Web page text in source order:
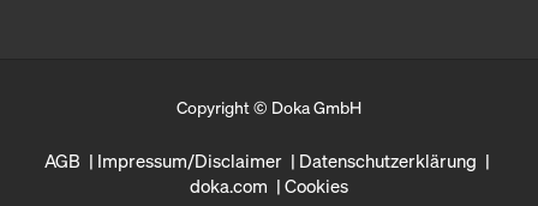
Copyright © Doka GmbH
AGB Impressum/Disclaimer
Datenschutzerklärung
doka.com
Cookies